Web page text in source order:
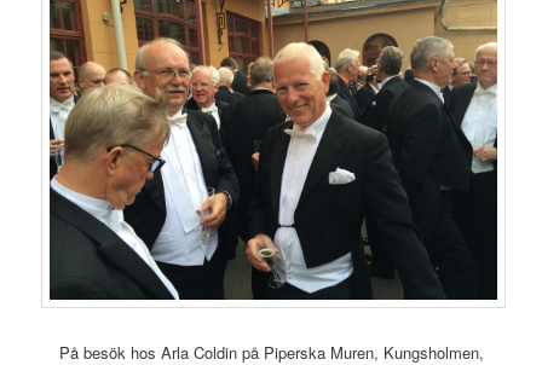
På besök hos Arla Coldin på Piperska Muren, Kungsholmen,